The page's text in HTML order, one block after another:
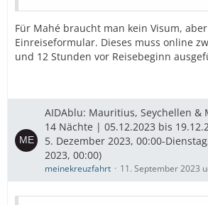
Für Mahé braucht man kein Visum,
Einreiseformular. Dieses muss online
und 12 Stunden vor Reisebeginn
AIDAblu: Mauritius, Seychellen &
14 Nächte | 05.12.2023 bis
5. Dezember 2023, 00:00-
2023, 00:00)
meinekreuzfahrt 11. September 2023